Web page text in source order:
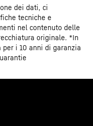
dei dati, ci
tecniche e
nel contenuto delle
originale. *In
i 10 anni di garanzia